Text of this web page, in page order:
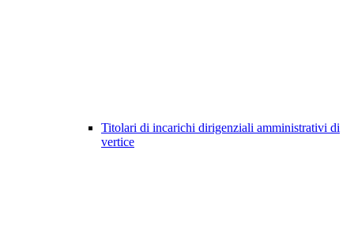
Titolari di incarichi dirigenziali amministrativi di
vertice